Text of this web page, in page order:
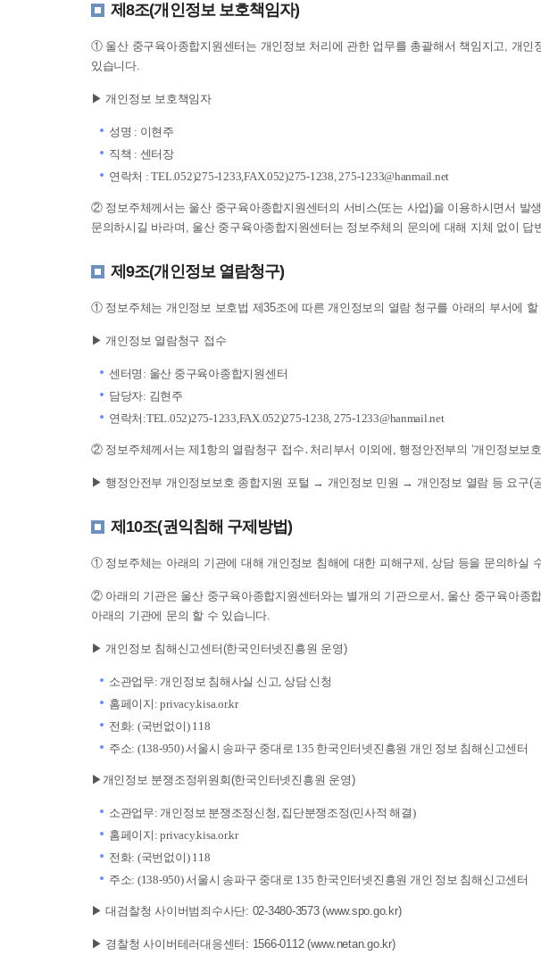
제8조(개인정보 보호책임자)
① 울산 중구육아종합지원센터는 개인정보 처리에 관한 업무를 총괄해서 책임지고, 개
있습니다.
▶ 개인정보 보호책임자
성명 : 이현주
직책 : 센터장
연락처 : TEL.052)275-1233,FAX.052)275-1238, 275-1233@hanmail.net
② 정보주체께서는 울산 중구육아종합지원센터의 서비스(또는 사업)을 이용하시면서
문의하시길 바라며, 울산 중구육아종합지원센터는 정보주체의 문의에 대해 지체 없이 답
제9조(개인정보 열람청구)
① 정보주체는 개인정보 보호법 제35조에 따른 개인정보의 열람 청구를 아래의 부서에 할
▶ 개인정보 열람청구 접수
센터명: 울산 중구육아종합지원센터
담당자: 김현주
연락처:TEL.052)275-1233,FAX.052)275-1238, 275-1233@hanmail.net
② 정보주체께서는 제1항의 열람청구 접수․처리부서 이외에, 행정안전부의 ‘개인정보보
▶ 행정안전부 개인정보보호 종합지원 포털 → 개인정보 민원 → 개인정보 열람 등 요구(
제10조(권익침해 구제방법)
① 정보주체는 아래의 기관에 대해 개인정보 침해에 대한 피해구제, 상담 등을 문의하실
② 아래의 기관은 울산 중구육아종합지원센터와는 별개의 기관으로서, 울산 중구육아종
아래의 기관에 문의 할 수 있습니다.
▶ 개인정보 침해신고센터(한국인터넷진흥원 운영)
소관업무: 개인정보 침해사실 신고, 상담 신청
홈페이지: privacy.kisa.or.kr
전화: (국번없이) 118
주소: (138-950) 서울시 송파구 중대로 135 한국인터넷진흥원 개인 정보 침해신고센터
▶개인정보 분쟁조정위원회(한국인터넷진흥원 운영)
소관업무: 개인정보 분쟁조정신청, 집단분쟁조정(민사적 해결)
홈페이지: privacy.kisa.or.kr
전화: (국번없이) 118
주소: (138-950) 서울시 송파구 중대로 135 한국인터넷진흥원 개인 정보 침해신고센터
▶ 대검찰청 사이버범죄수사단: 02-3480-3573 (www.spo.go.kr)
▶ 경찰청 사이버테러대응센터: 1566-0112 (www.netan.go.kr)